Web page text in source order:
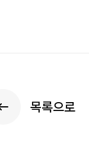
목록으로